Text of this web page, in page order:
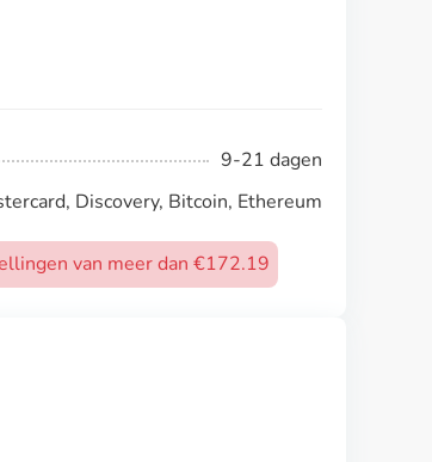
9-21 dagen
Discovery, Bitcoin, Ethereum
van meer dan €172.19